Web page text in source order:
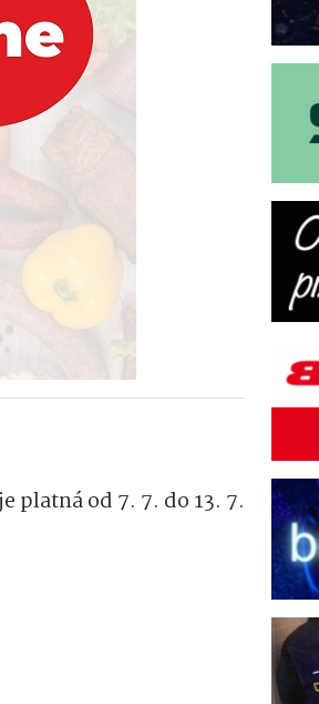
platná od 7. 7. do 13. 7.